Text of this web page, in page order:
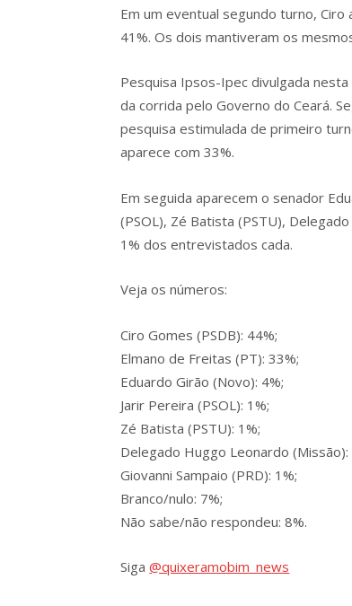
Em um eventual segundo turno,
41%. Os dois mantiveram os
Pesquisa Ipsos-Ipec divulgada
da corrida pelo Governo do Ceará.
pesquisa estimulada de primeiro
aparece com 33%.
Em seguida aparecem o senador
(PSOL), Zé Batista (PSTU),
1% dos entrevistados cada.
Veja os números:
Ciro Gomes (PSDB): 44%;
Elmano de Freitas (PT): 33%;
Eduardo Girão (Novo): 4%;
Jarir Pereira (PSOL): 1%;
Zé Batista (PSTU): 1%;
Delegado Huggo Leonardo (Missão):
Giovanni Sampaio (PRD): 1%;
Branco/nulo: 7%;
Não sabe/não respondeu: 8%.
Siga@quixeramobim_news